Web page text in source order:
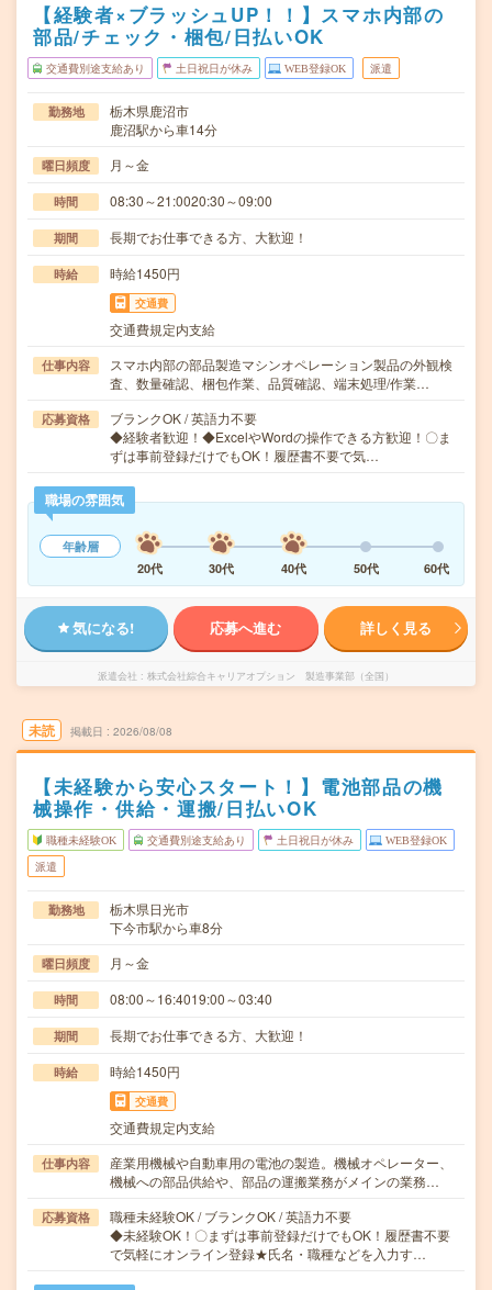
【経験者×ブラッシュUP！！】スマホ内部の
部品/チェック・梱包/日払いOK
交通費別途支給あり 土日祝日が休み WEB登録OK 派遣
勤務地
栃木県鹿沼市
鹿沼駅から車14分
曜日頻度 月～金
時間 08:30～21:0020:30～09:00
期間 長期でお仕事できる方、大歓迎！
時給 時給1450円
交通費
交通費規定内支給
仕事内容
スマホ内部の部品製造マシンオペレーション製品の外観検
査、数量確認、梱包作業、品質確認、端末処理/作業…
応募資格
ブランクOK / 英語力不要
◆経験者歓迎！◆ExcelやWordの操作できる方歓迎！〇ま
ずは事前登録だけでもOK！履歴書不要で気…
職場の雰囲気
年齢層
20代
30代 40代 50代 60代
気になる! 応募へ進む 詳しく見る
派遣会社 株式会社綜合キャリアオプション 製造事業部（全国）
未読 掲載日 2026/08/08
【未経験から安心スタート！】電池部品の機
械操作・供給・運搬/日払いOK
職種未経験OK 交通費別途支給あり 土日祝日が休み WEB登録OK
派遣
勤務地
栃木県日光市
下今市駅から車8分
曜日頻度 月～金
時間 08:00～16:4019:00～03:40
期間 長期でお仕事できる方、大歓迎！
時給 時給1450円
交通費
交通費規定内支給
仕事内容
産業用機械や自動車用の電池の製造。機械オペレーター、
機械への部品供給や、部品の運搬業務がメインの業務…
応募資格
職種未経験OK / ブランクOK / 英語力不要
◆未経験OK！〇まずは事前登録だけでもOK！履歴書不要
で気軽にオンライン登録★氏名・職種などを入力す…